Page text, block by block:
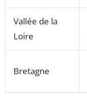
Vallée de la
Loire
Bretagne